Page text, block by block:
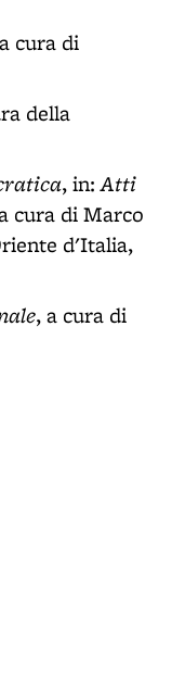
cura di
della
, in:Atti
cura di Marco
d'Italia,
, a cura di